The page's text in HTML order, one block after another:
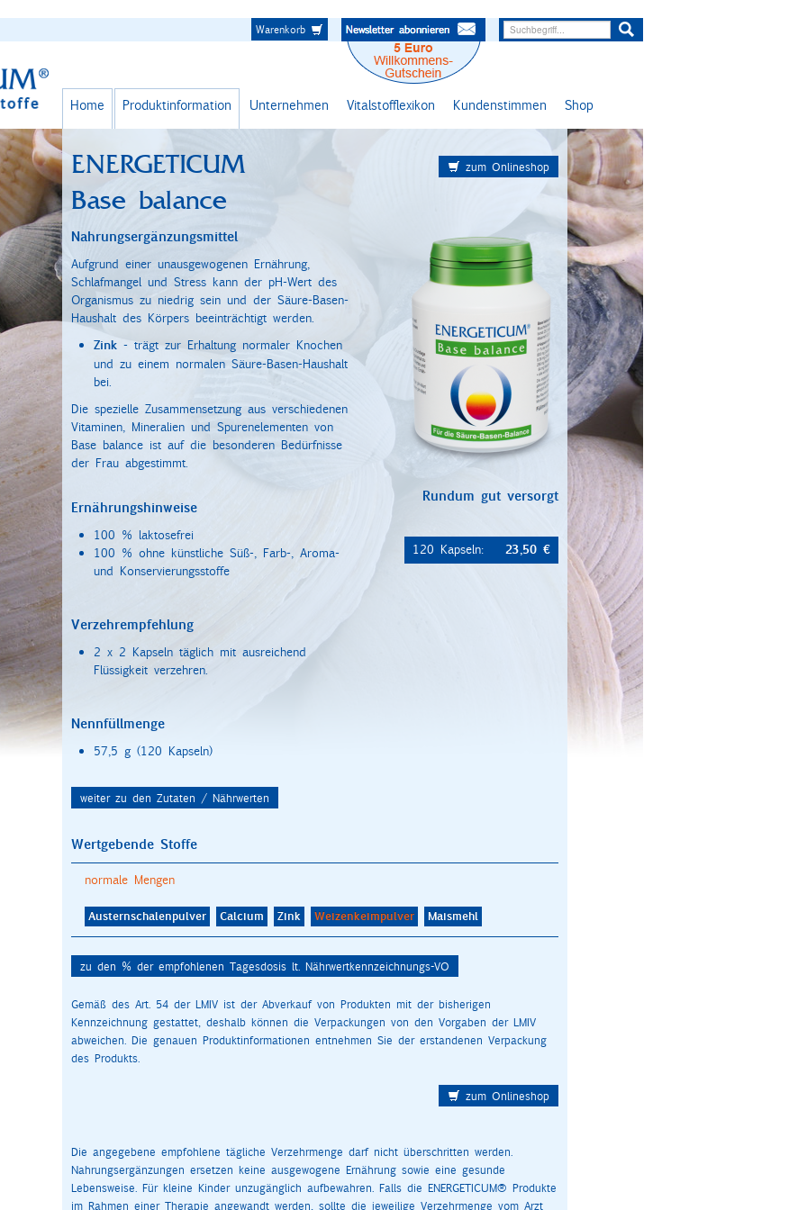
Warenkorb
Home Produktinformation Unternehmen Vitalstofflexikon Kundenstimmen Shop
ENERGETICUM
Base balance
Nahrungsergänzungsmittel
Aufgrund einer unausgewogenen Ernährung,
Schlafmangel und Stress kann der pH-Wert des
Organismus zu niedrig sein und der Säure-Basen-
Haushalt des Körpers beeinträchtigt werden.
Zink- trägt zur Erhaltung normaler Knochen
und zu einem normalen Säure-Basen-Haushalt
bei.
Die spezielle Zusammensetzung aus verschiedenen
Vitaminen, Mineralien und Spurenelementen von
Base balance ist auf die besonderen Bedürfnisse
der Frau abgestimmt.
Ernährungshinweise
100 % laktosefrei
100 % ohne künstliche Süß-, Farb-, Aroma-
und Konservierungsstoffe
Verzehrempfehlung
2 x 2 Kapseln täglich mit ausreichend
Flüssigkeit verzehren.
Nennfüllmenge
57,5 g (120 Kapseln)
zum Onlineshop
Rundum gut versorgt
120 Kapseln: 23,50 €
weiter zu den Zutaten / Nährwerten
Wertgebende Stoffe
normale Mengen
Austernschalenpulver Calcium Zink Weizenkeimpulver Maismehl
zu den % der empfohlenen Tagesdosis lt. Nährwertkennzeichnungs-VO
Gemäß des Art. 54 der LMIV ist der Abverkauf von Produkten mit der bisherigen
Kennzeichnung gestattet, deshalb können die Verpackungen von den Vorgaben der LMIV
abweichen. Die genauen Produktinformationen entnehmen Sie der erstandenen Verpackung
des Produkts.
zum Onlineshop
Die angegebene empfohlene tägliche Verzehrmenge darf nicht überschritten werden.
Nahrungsergänzungen ersetzen keine ausgewogene Ernährung sowie eine gesunde
Lebensweise. Für kleine Kinder unzugänglich aufbewahren. Falls die ENERGETICUM® Produkte
im Rahmen einer Therapie angewandt werden, sollte die jeweilige Verzehrmenge vom Arzt